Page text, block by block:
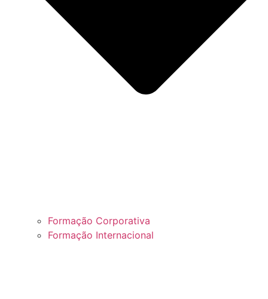
Formação Corporativa
Formação Internacional